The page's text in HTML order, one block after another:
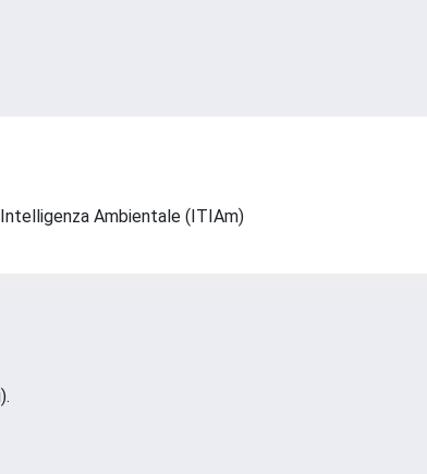
Ambientale (ITIAm)